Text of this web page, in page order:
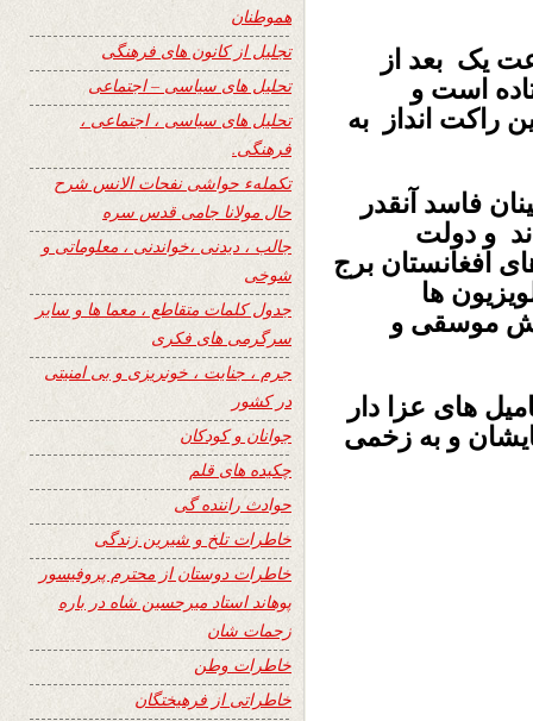
یک بعد از
۱۳۹۶ اتفاق افتاده است و
راکت انداز به
فاسد آنقدر
و دولت
افغانستان برج
ها
موسقی و
های عزا دار
و به زخمی
هموطنان
تجلیل از کانون های فرهنگی
تحلیل های سیاسی – اجتماعی
تحلیل های سیاسی ، اجتماعی ،
فرهنگی.
تکملهء حواشی نفحات الانس شرح
حال مولانا جامی قدس سره
جالب ، دیدنی ،خواندنی ، معلوماتی و
شوخی
جدول کلمات متقاطع ، معما ها و سایر
سرگرمی های فکری
جرم ، جنایت ، خونریزی و بی امنیتی
در کشور
جوانان و کودکان
چکیده های قلم
حوادث راننده گی
خاطرات تلخ و شیرین زندگی
خاطرات دوستان از محترم پروفیسور
پوهاند استاد میرحسین شاه در باره
زحمات شان
خاطرات وطن
خاطراتی از فرهیختگان